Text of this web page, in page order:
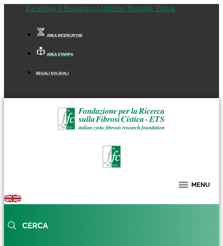
Facebook-f Instagram Linkedin Youtube Tiktok
AREA RICERCATORI
AREA STAMPA
REGALI SOLIDALI